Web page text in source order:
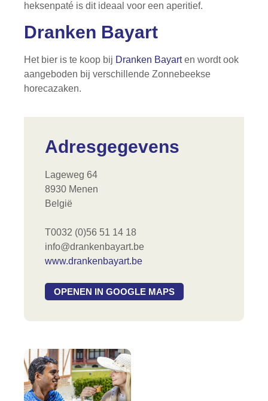
heksenpaté is dit ideaal voor een aperitief.
Dranken Bayart
Het bier is te koop bij Dranken Bayarten wordt ook
aangeboden bij verschillende Zonnebeekse
horecazaken.
Adresgegevens
Lageweg 64
8930 Menen
België
T0032 (0)56 51 14 18
info@drankenbayart.be
www.drankenbayart.be
OPENEN IN GOOGLE MAPS